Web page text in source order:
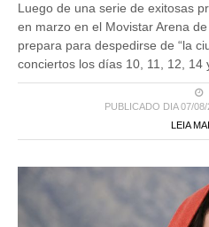
Luego de una serie de exitosas
en marzo en el Movistar Arena
prepara para despedirse de “la
conciertos los días 10, 11, 12, 14
PUBLICADO DIA 07/
LEIA